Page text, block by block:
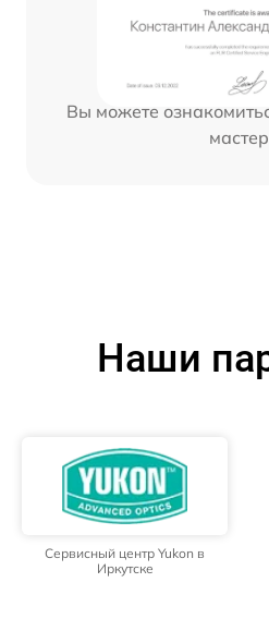
Вы можете
Наши
Сервисный центр Yukon в
Иркутске